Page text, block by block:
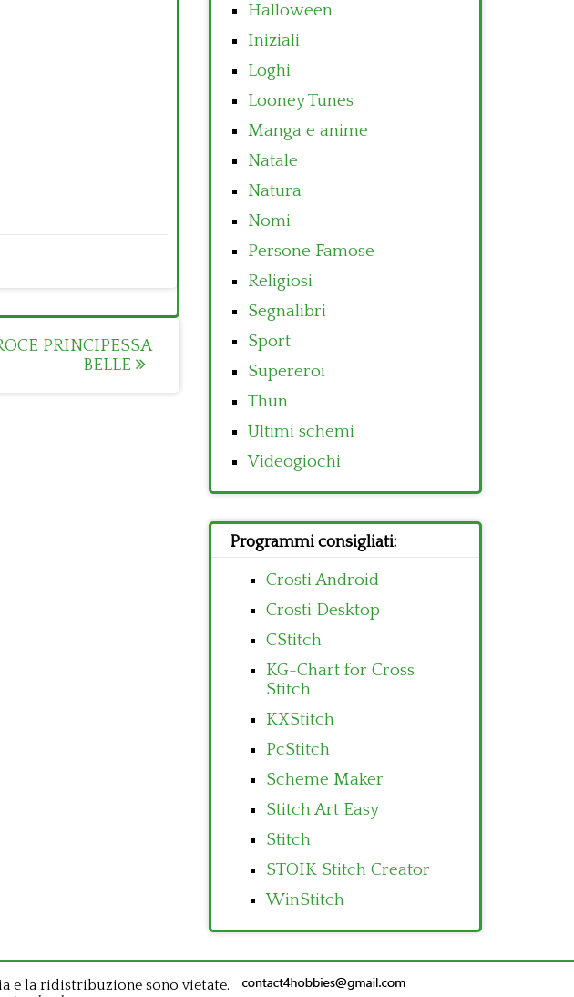
PRINCIPESSA
BELLE
Halloween
Iniziali
Loghi
Looney Tunes
Manga e anime
Natale
Natura
Nomi
Persone Famose
Religiosi
Segnalibri
Sport
Supereroi
Thun
Ultimi schemi
Videogiochi
Programmi consigliati:
Crosti Android
Crosti Desktop
CStitch
KG-Chart for Cross
Stitch
KXStitch
PcStitch
Scheme Maker
Stitch Art Easy
Stitch
STOIK Stitch Creator
WinStitch
e la ridistribuzione sono vietate.